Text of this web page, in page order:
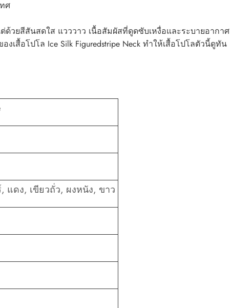
ศ
วยสีสันสดใส แวววาว เนื้อสัมผัสที่ดูดซับเหงื่อและระบายอากาศ
สื้อโปโล Ice Silk Figuredstripe Neck ทำให้เสื้อโปโลตัวนี้ดูทัน
แดง, เขียวถั่ว, ผงหนัง, ขาว